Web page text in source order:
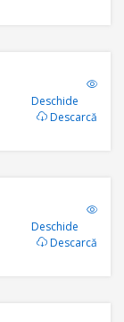
Deschide
Descarcă
Deschide
Descarcă